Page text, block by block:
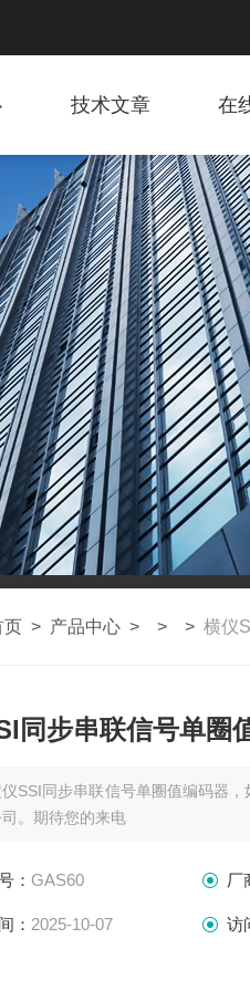
技术文章 在
页 > 产品中心 > > > 横仪
同步串联信号单圈
SSI同步串联信号单圈值编码器
。期待您的来电
： GAS60 厂
： 2025-10-07 访